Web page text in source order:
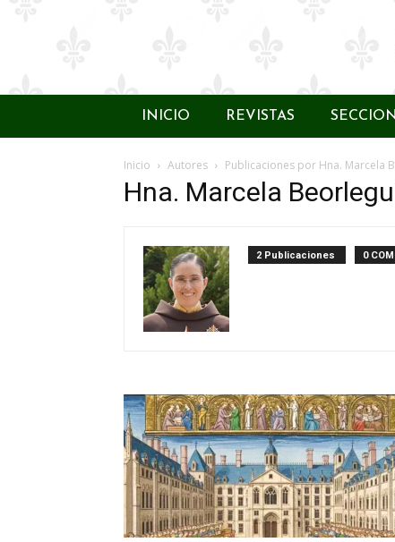
INICIO REVISTAS
Inicio Autores Publicaciones por Hna. Marcela
Hna. Marcela
2 Publicaciones 0